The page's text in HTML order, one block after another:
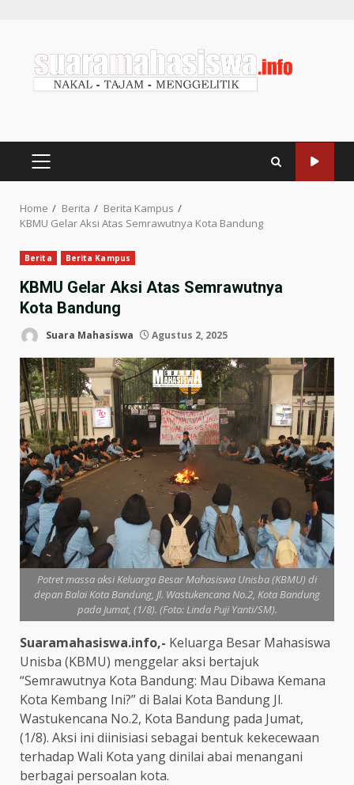
Home Berita
Berita Kampus
KBMU Gelar Aksi Atas Semrawutnya Kota Bandung
Berita Berita Kampus
KBMU Gelar Aksi Atas Semrawutnya
Kota Bandung
Suara Mahasiswa Agustus 2, 2025
Potret massa aksi Keluarga Besar Mahasiswa Unisba (KBMU) di
depan Balai Kota Bandung, Jl. Wastukencana No.2, Kota Bandung
pada Jumat, (1/8). (Foto: Linda Puji Yanti/SM).
Suaramahasiswa.info,- Keluarga Besar Mahasiswa
Unisba (KBMU) menggelar aksi bertajuk
“Semrawutnya Kota Bandung: Mau Dibawa Kemana
Kota Kembang Ini?” di Balai Kota Bandung Jl.
Wastukencana No.2, Kota Bandung pada Jumat,
(1/8). Aksi ini diinisiasi sebagai bentuk kekecewaan
terhadap Wali Kota yang dinilai abai menangani
berbagai persoalan kota.